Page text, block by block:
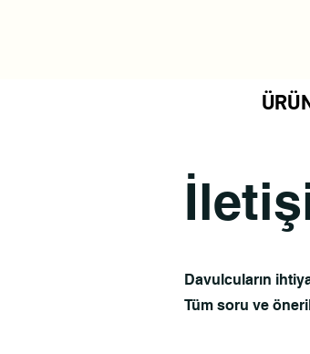
Davulcuların
Tüm soru ve